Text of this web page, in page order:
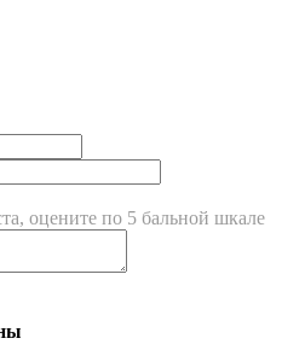
оцените по 5 бальной шкале